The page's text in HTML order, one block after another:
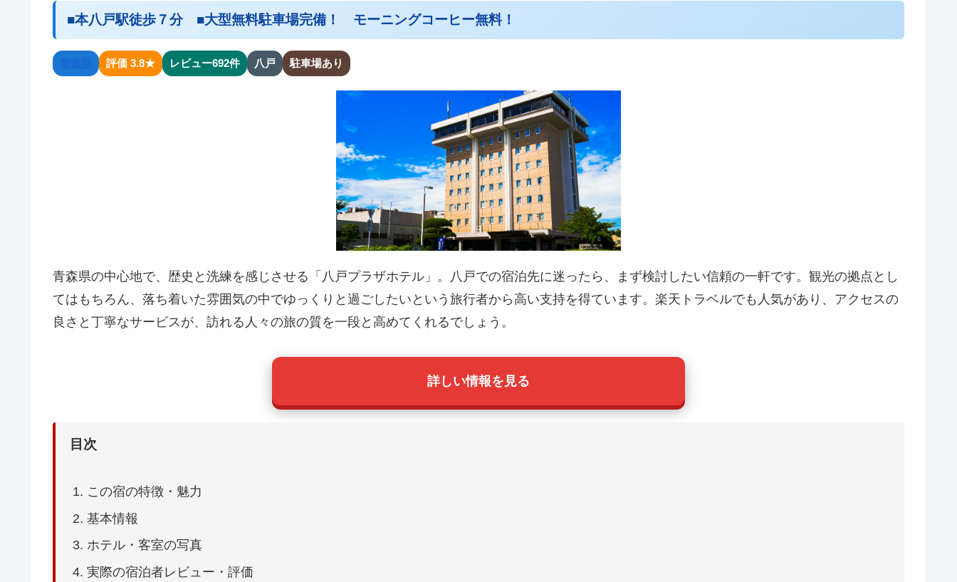
■本八戸駅徒歩７分 ■大型無料駐車場完備！ モーニングコーヒー無料！
評価 3.8★ レビュー692件 八戸 駐車場あり
青森県の中心地で、歴史と洗練を感じさせる「八戸プラザホテル」。八戸での宿泊先に迷ったら、まず検討したい信頼の一軒です。観光の拠点とし
てはもちろん、落ち着いた雰囲気の中でゆっくりと過ごしたいという旅行者から高い支持を得ています。楽天トラベルでも人気があり、アクセスの
良さと丁寧なサービスが、訪れる人々の旅の質を一段と高めてくれるでしょう。
詳しい情報を見る
目次
この宿の特徴・魅力
基本情報
ホテル・客室の写真
実際の宿泊者レビュー・評価